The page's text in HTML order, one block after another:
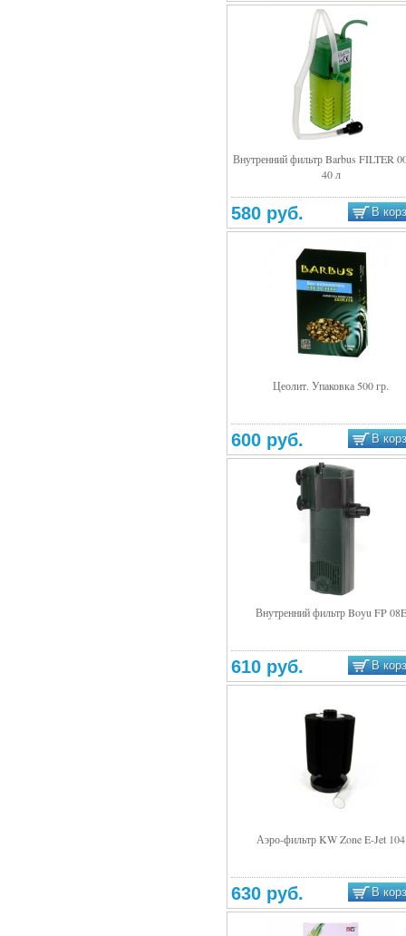
Внутренний фильтр Barbus FILTER
40 л
580 руб. В
Цеолит. Упаковка 500 гр.
600 руб. В
Внутренний фильтр Boyu FP 08E
610 руб. В
Аэро-фильтр KW Zone E-Jet 104
630 руб. В